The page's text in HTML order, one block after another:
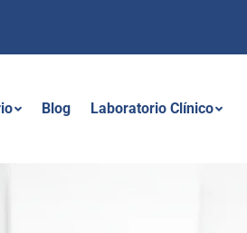
Blog Laboratorio Clínico